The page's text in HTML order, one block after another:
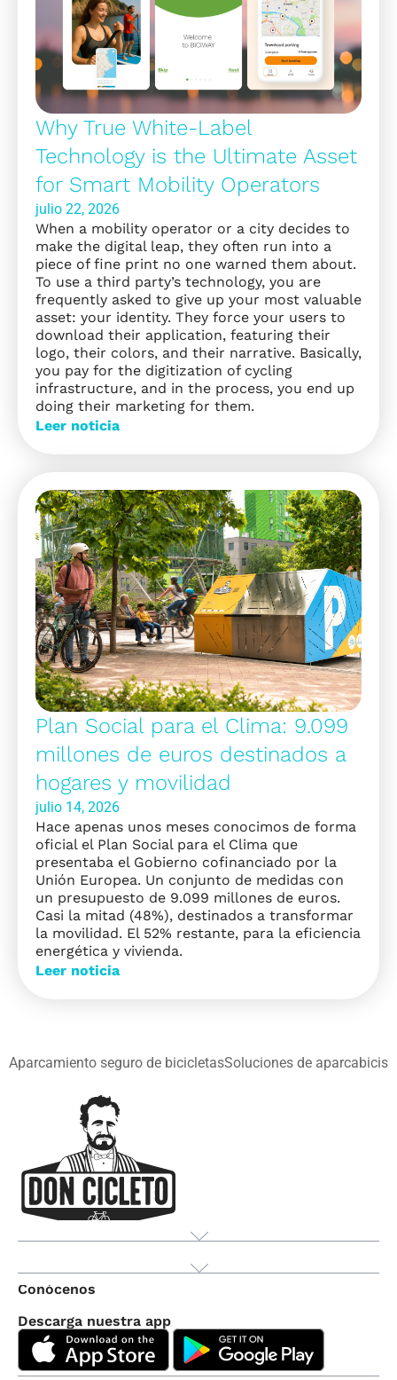
Why True White-Label
Technology is the Ultimate Asset
for Smart Mobility Operators
julio 22, 2026
When a mobility operator or a city decides to
make the digital leap, they often run into a
piece of fine print no one warned them about.
To use a third party’s technology, you are
frequently asked to give up your most valuable
asset: your identity. They force your users to
download their application, featuring their
logo, their colors, and their narrative. Basically,
you pay for the digitization of cycling
infrastructure, and in the process, you end up
doing their marketing for them.
Leer noticia
Plan Social para el Clima: 9.099
millones de euros destinados a
hogares y movilidad
julio 14, 2026
Hace apenas unos meses conocimos de forma
oficial el Plan Social para el Clima que
presentaba el Gobierno cofinanciado por la
Unión Europea. Un conjunto de medidas con
un presupuesto de 9.099 millones de euros.
Casi la mitad (48%), destinados a transformar
la movilidad. El 52% restante, para la eficiencia
energética y vivienda.
Leer noticia
Aparcamiento seguro de bicicletasSoluciones de aparcabicis
Conócenos
Descarga nuestra app